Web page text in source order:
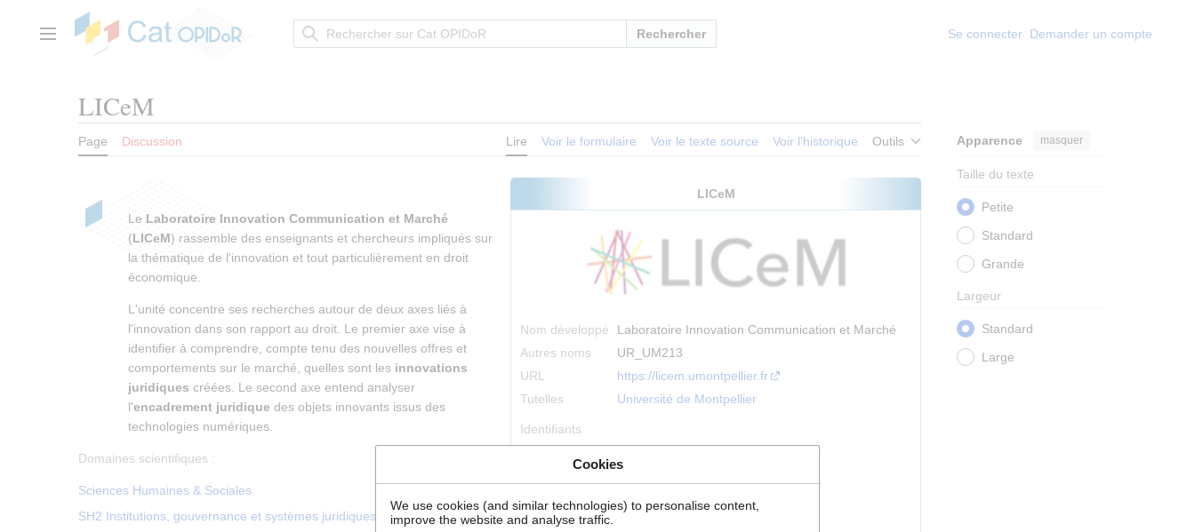
contenuMenu principal Rechercher Se connecter Demander un compte
LICeM
Page Discussion Lire Voir le formulaire Voir le texte source Voir l’historique Outils Apparence masquer
Taille du texte
Petite
Standard
Grande
Largeur
Standard
Large
LICeM
Nom développé
Laboratoire Innovation Communication et Marché
Autres noms
UR_UM213
URL
https://licem.umontpellier.fr
Tutelles
Université de Montpellier
Identifiants
Localisation
Le Laboratoire Innovation Communication et Marché
(LICeM) rassemble des enseignants et chercheurs impliqués sur
la thématique de l'innovation et tout particulièrement en droit
économique.
L'unité concentre ses recherches autour de deux axes liés à
l'innovation dans son rapport au droit. Le premier axe vise à
identifier à comprendre, compte tenu des nouvelles offres et
comportements sur le marché, quelles sont les innovations
juridiques créées. Le second axe entend analyser
l'encadrement juridique des objets innovants issus des
technologies numériques.
Domaines scientifiques :
Sciences Humaines & Sociales
SH2 Institutions, gouvernance et systèmes juridiques
Cookies
We use cookies (and similar technologies) to personalise content,
improve the website and analyse traffic.